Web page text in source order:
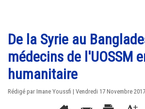
De la Syrie au
médecins de l'UOSSM
humanitaire
Rédigé par Imane Youssfi | Vendredi 17 Novembre 2017